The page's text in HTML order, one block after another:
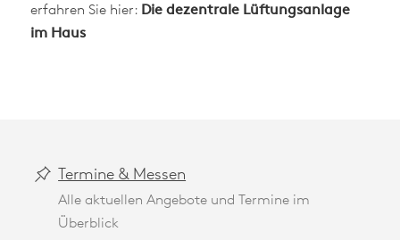
erfahren Sie hier: Die dezentrale Lüftungsanlage
im Haus
Termine & Messen
Alle aktuellen Angebote und Termine im
Überblick